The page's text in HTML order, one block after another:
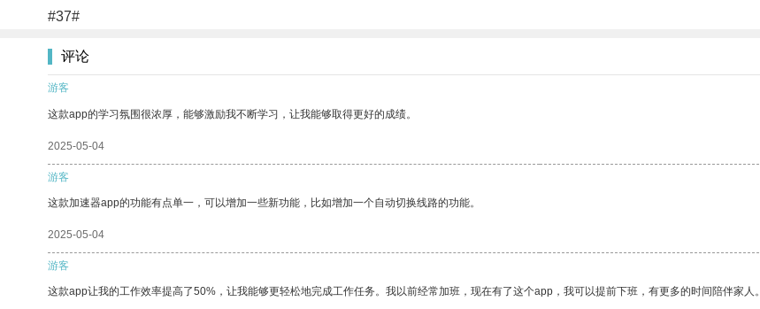
#37#
评论
游客
这款app的学习氛围很浓厚，能够激励我不断学习，让我能够取得更好的成绩。
2025-05-04
游客
这款加速器app的功能有点单一，可以增加一些新功能，比如增加一个自动切换线路的功能。
2025-05-04
游客
这款app让我的工作效率提高了50%，让我能够更轻松地完成工作任务。我以前经常加班，现在有了这个app，我可以提前下班，有更多的时间陪伴家人。